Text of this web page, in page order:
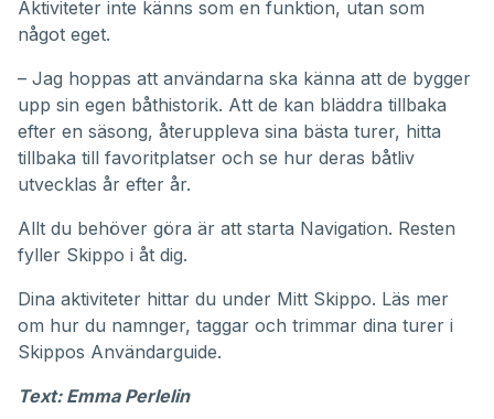
Aktiviteter inte känns som en funktion, utan som
något eget.
– Jag hoppas att användarna ska känna att de bygger
upp sin egen båthistorik. Att de kan bläddra tillbaka
efter en säsong, återuppleva sina bästa turer, hitta
tillbaka till favoritplatser och se hur deras båtliv
utvecklas år efter år.
Allt du behöver göra är att starta Navigation. Resten
fyller Skippo i åt dig.
Dina aktiviteter hittar du under Mitt Skippo. Läs mer
om hur du namnger, taggar och trimmar dina turer i
Skippos Användarguide.
Text: Emma Perlelin